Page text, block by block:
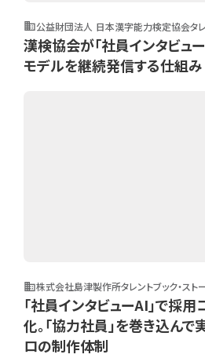
business公益財団法人 日本漢字能力検定協会タ
漢検協会が「社員インタビュ
モデルを継続発信する仕組み
business株式会社島津製作所タレントブック・スト
「社員インタビューAI」で採
化。「協力社員」を巻き込ん
ロの制作体制